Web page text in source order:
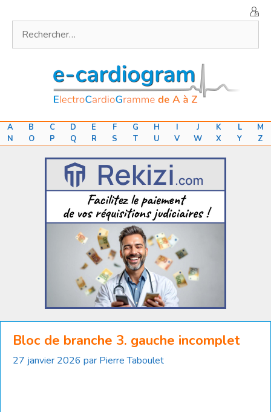
contenu
A B C D E F G H I J K L
M
N
O P Q R S T U V W X Y Z
Bloc de branche 3. gauche incomplet
27 janvier 2026 par Pierre Taboulet